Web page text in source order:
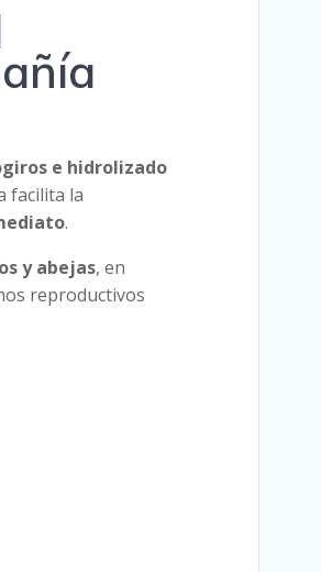
e hidrolizado
facilita la
.
y abejas, en
reproductivos